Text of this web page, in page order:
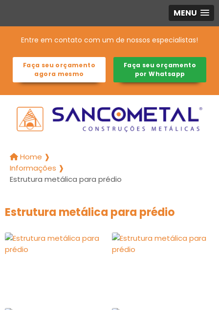
MENU
Entre em contato com um de nossos especialistas!
Faça seu orçamento
agora mesmo
Faça seu orçamento
por Whatsapp
Home ❱
Informações ❱
Estrutura metálica para prédio
Estrutura metálica para prédio